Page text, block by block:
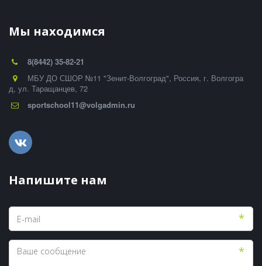
Мы находимся
8(8442) 35-82-21
МБУ ДО СШОР №11 "Зенит-Волгоград", Россия, г. Волгогра
д, ул. Таращанцев, 72
sportschool11@volgadmin.ru
Напишите нам
*
*